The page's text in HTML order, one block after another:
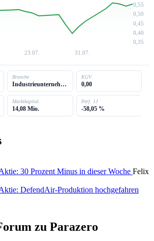
0,55
0,50
0,45
0,40
0,35
23.07. 31.07.
Branche
Industrieunternehmen
KGV
0,00
Marktkapital.
14,08 Mio.
Perf. 1J
-58,05 %
30 Prozent Minus in dieser Woche Felix
DefendAir-Produktion hochgefahren
zu Parazero